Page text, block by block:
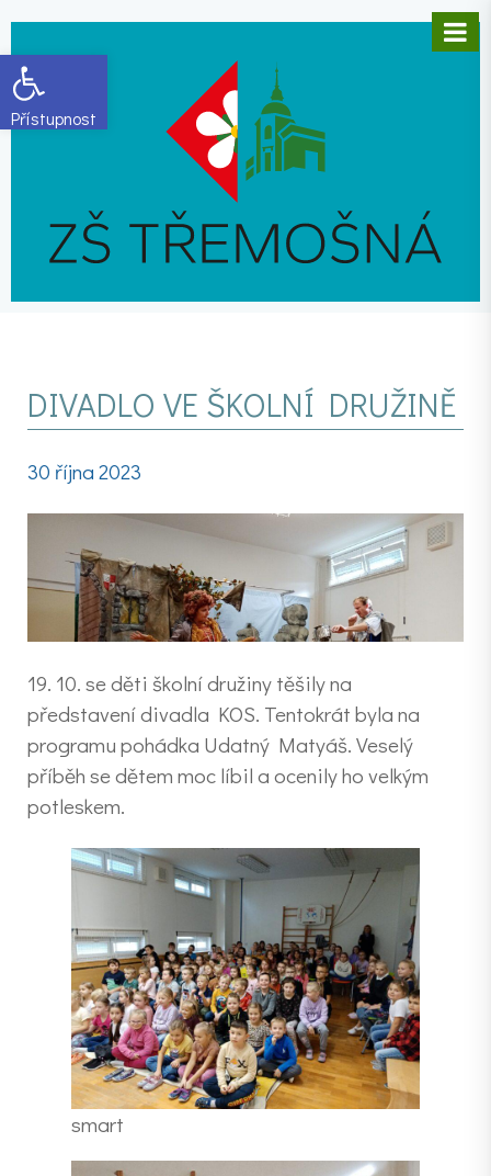
Open toolbar
DIVADLO VE ŠKOLNÍ DRUŽINĚ
30 října 2023
19. 10. se děti školní družiny těšily na
představení divadla KOS. Tentokrát byla na
programu pohádka Udatný Matyáš. Veselý
příběh se dětem moc líbil a ocenily ho velkým
potleskem.
smart